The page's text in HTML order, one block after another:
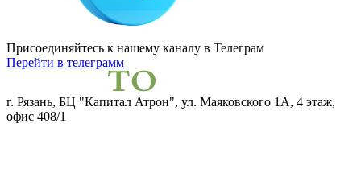
Присоединяйтесь к нашему каналу в Телеграм
Перейти в телеграмм
г. Рязань, БЦ "Капитал Атрон", ул. Маяковского 1А, 4 этаж,
офис 408/1